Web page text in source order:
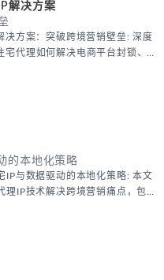
解决方案
决方案：突破跨境营销壁垒: 深度
代理如何解决电商平台封锁、社
的本地化策略
IP与数据驱动的本地化策略: 本文
理IP技术解决跨境营销痛点，包括